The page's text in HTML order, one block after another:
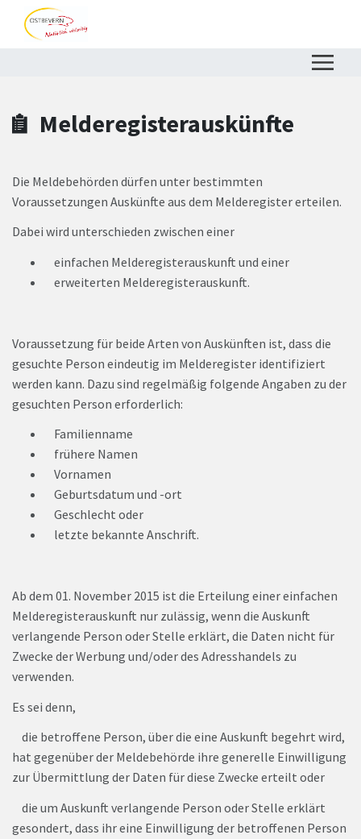
Zum Header
Zum Hauptinhalt
Zum Footer
Zum Hauptinhalt springen
Melderegisterauskünfte
Die Meldebehörden dürfen unter bestimmten
Voraussetzungen Auskünfte aus dem Melderegister erteilen.
Dabei wird unterschieden zwischen einer
einfachen Melderegisterauskunft und einer
erweiterten Melderegisterauskunft.
Voraussetzung für beide Arten von Auskünften ist, dass die
gesuchte Person eindeutig im Melderegister identifiziert
werden kann. Dazu sind regelmäßig folgende Angaben zu der
gesuchten Person erforderlich:
Familienname
frühere Namen
Vornamen
Geburtsdatum und -ort
Geschlecht oder
letzte bekannte Anschrift.
Ab dem 01. November 2015 ist die Erteilung einer einfachen
Melderegisterauskunft nur zulässig, wenn die Auskunft
verlangende Person oder Stelle erklärt, die Daten nicht für
Zwecke der Werbung und/oder des Adresshandels zu
verwenden.
Es sei denn,
die betroffene Person, über die eine Auskunft begehrt wird,
hat gegenüber der Meldebehörde ihre generelle Einwilligung
zur Übermittlung der Daten für diese Zwecke erteilt oder
die um Auskunft verlangende Person oder Stelle erklärt
gesondert, dass ihr eine Einwilligung der betroffenen Person